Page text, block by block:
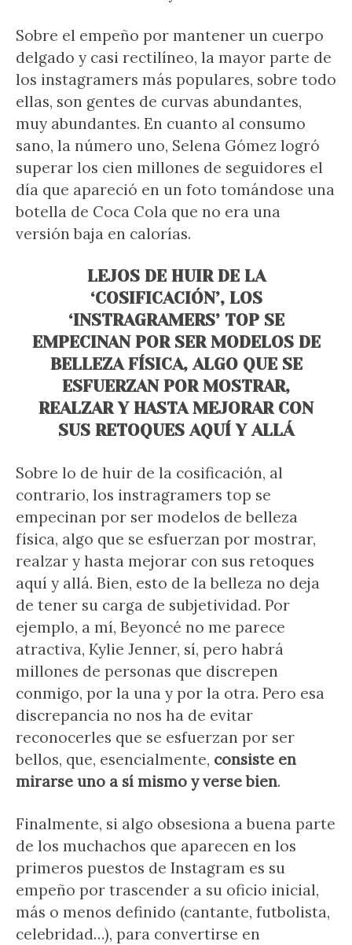
Sobre el empeño por mantener un cuerpo
delgado y casi rectilíneo, la mayor parte de
los instagramers más populares, sobre todo
ellas, son gentes de curvas abundantes,
muy abundantes. En cuanto al consumo
sano, la número uno, Selena Gómez logró
superar los cien millones de seguidores el
día que apareció en un foto tomándose una
botella de Coca Cola que no era una
versión baja en calorías.
LEJOS DE HUIR DE LA
‘COSIFICACIÓN’, LOS
‘INSTRAGRAMERS’ TOP SE
EMPECINAN POR SER MODELOS DE
BELLEZA FÍSICA, ALGO QUE SE
ESFUERZAN POR MOSTRAR,
REALZAR Y HASTA MEJORAR CON
SUS RETOQUES AQUÍ Y ALLÁ
Sobre lo de huir de la cosificación, al
contrario, los instragramers top se
empecinan por ser modelos de belleza
física, algo que se esfuerzan por mostrar,
realzar y hasta mejorar con sus retoques
aquí y allá. Bien, esto de la belleza no deja
de tener su carga de subjetividad. Por
ejemplo, a mí, Beyoncé no me parece
atractiva, Kylie Jenner, sí, pero habrá
millones de personas que discrepen
conmigo, por la una y por la otra. Pero esa
discrepancia no nos ha de evitar
reconocerles que se esfuerzan por ser
bellos, que, esencialmente, consiste en
mirarse uno a sí mismo y verse bien.
Finalmente, si algo obsesiona a buena parte
de los muchachos que aparecen en los
primeros puestos de Instagram es su
empeño por trascender a su oficio inicial,
más o menos definido (cantante, futbolista,
celebridad…), para convertirse en